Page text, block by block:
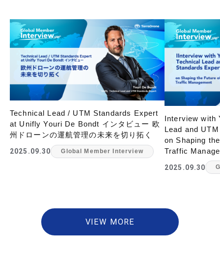
Technical Lead / UTM Standards Expert
at Unifly Youri De Bondt インタビュー 欧
州ドローンの運航管理の未来を切り拓く
2025.09.30 Global Member Interview
Interview with
Lead and
on Shaping
Traffic
2025.09.30
VIEW MORE